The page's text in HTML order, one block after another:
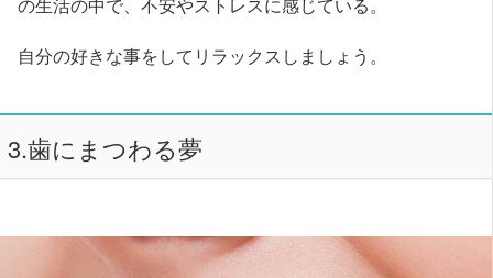
自分の好きな事をしてリラックスしましょう。
3.歯にまつわる夢